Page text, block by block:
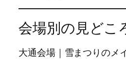
会場別の見どこ
大通会場｜雪まつりのメ